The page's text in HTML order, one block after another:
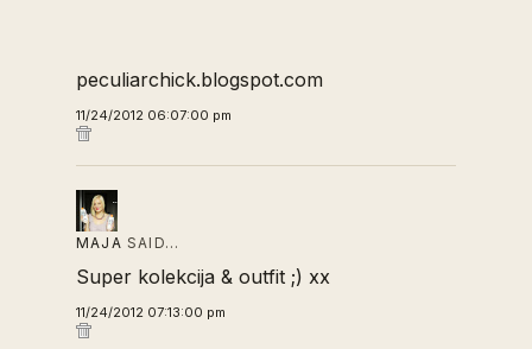
peculiarchick.blogspot.com
11/24/2012 06:07:00 pm
MAJA SAID…
Super kolekcija & outfit ;) xx
11/24/2012 07:13:00 pm